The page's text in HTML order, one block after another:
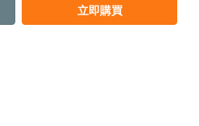
立即購買